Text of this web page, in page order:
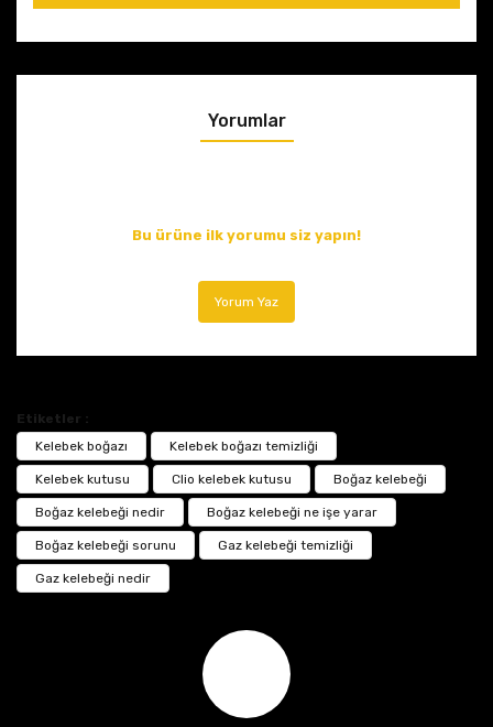
Yorumlar
Bu ürüne ilk yorumu siz yapın!
Yorum Yaz
Etiketler :
Kelebek boğazı
Kelebek boğazı temizliği
Kelebek kutusu Clio kelebek kutusu Boğaz kelebeği
Boğaz kelebeği nedir Boğaz kelebeği ne işe yarar
Boğaz kelebeği sorunu Gaz kelebeği temizliği
Gaz kelebeği nedir